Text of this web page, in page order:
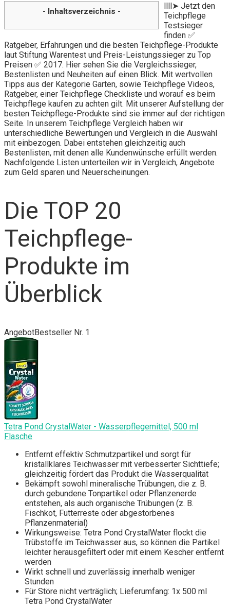
- Inhaltsverzeichnis -
llll➤ Jetzt den
Teichpflege
Testsieger
finden ✅
Ratgeber, Erfahrungen und die besten Teichpflege-Produkte
laut Stiftung Warentest und Preis-Leistungssieger zu Top
Preisen ✅ 2017. Hier sehen Sie die Vergleichssieger,
Bestenlisten und Neuheiten auf einen Blick. Mit wertvollen
Tipps aus der Kategorie Garten, sowie Teichpflege Videos,
Ratgeber, einer Teichpflege Checkliste und worauf es beim
Teichpflege kaufen zu achten gilt. Mit unserer Aufstellung der
besten Teichpflege-Produkte sind sie immer auf der richtigen
Seite. In unserem Teichpflege Vergleich haben wir
unterschiedliche Bewertungen und Vergleich in die Auswahl
mit einbezogen. Dabei entstehen gleichzeitig auch
Bestenlisten, mit denen alle Kundenwünsche erfüllt werden.
Nachfolgende Listen unterteilen wir in Vergleich, Angebote
zum Geld sparen und Neuerscheinungen.
Die TOP 20
Teichpflege-
Produkte im
Überblick
AngebotBestseller Nr. 1
Tetra Pond CrystalWater - Wasserpflegemittel, 500 ml
Flasche
Entfernt effektiv Schmutzpartikel und sorgt für
kristallklares Teichwasser mit verbesserter Sichttiefe;
gleichzeitig fördert das Produkt die Wasserqualität
Bekämpft sowohl mineralische Trübungen, die z. B.
durch gebundene Tonpartikel oder Pflanzenerde
entstehen, als auch organische Trübungen (z. B.
Fischkot, Futterreste oder abgestorbenes
Pflanzenmaterial)
Wirkungsweise: Tetra Pond CrystalWater flockt die
Trübstoffe im Teichwasser aus, so können die Partikel
leichter herausgefiltert oder mit einem Kescher entfernt
werden
Wirkt schnell und zuverlässig innerhalb weniger
Stunden
Für Störe nicht verträglich; Lieferumfang: 1x 500 ml
Tetra Pond CrystalWater